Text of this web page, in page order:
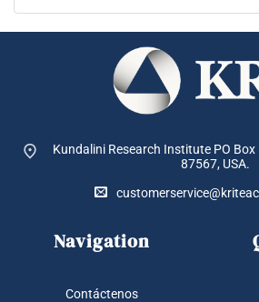
de
Kundalini Research Institute PO Box
87567, USA.
Navigation
Contáctenos